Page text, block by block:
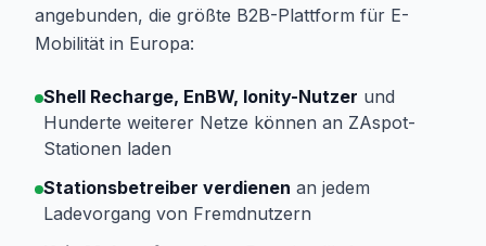
angebunden, die größte B2B-Plattform für E-
Mobilität in Europa:
Shell Recharge, EnBW, Ionity-Nutzer und
Hunderte weiterer Netze können an ZAspot-
Stationen laden
Stationsbetreiber verdienen an jedem
Ladevorgang von Fremdnutzern